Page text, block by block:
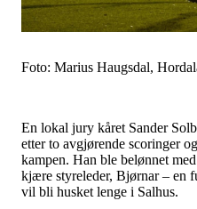
Foto: Marius Haugsdal,
En lokal jury kåret Sander
etter to avgjørende scoringer
kampen. Han ble belønnet
kjære styreleder, Bjørnar – en
vil bli husket lenge i Salhus.